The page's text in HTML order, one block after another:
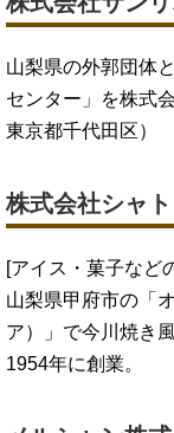
山梨県の外郭団体
センター」を株式
東京都千代田区）
株式会社シャ
[アイス・菓子など
山梨県甲府市の「
ア）」で今川焼き
1954年に創業。